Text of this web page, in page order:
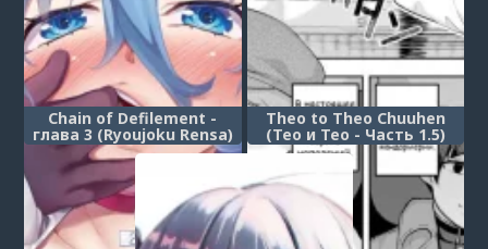
Chain of Defilement -
глава 3 (Ryoujoku Rensa)
Theo to Theo Chuuhen
(Тео и Тео - Часть 1.5)